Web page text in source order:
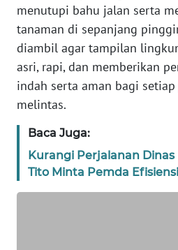
menutupi bahu jalan serta
tanaman di sepanjang
diambil agar tampilan
asri, rapi, dan memberikan
indah serta aman bagi
melintas.
Baca Juga:
Kurangi Perjalanan
Tito Minta Pemda Efisiensi
WN
WN
BANTEN
WN
WN
KEPRI